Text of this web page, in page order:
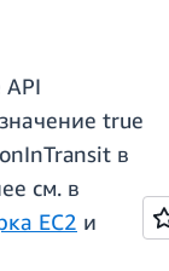
true
в
см. в
EC2 и